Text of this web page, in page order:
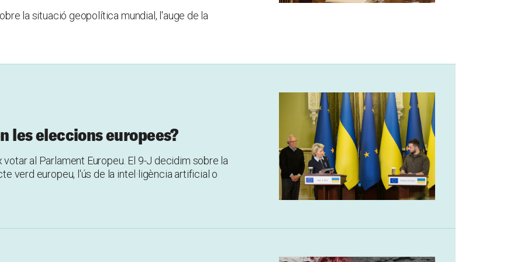
la situació geopolítica mundial, l'auge de la
les eleccions europees?
al Parlament Europeu. El 9-J decidim sobre la
verd europeu, l'ús de la intel·ligència artificial o